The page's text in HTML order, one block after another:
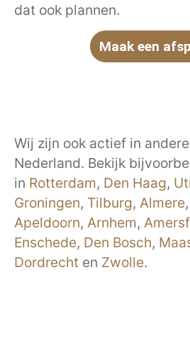
dat ook plannen.
Maak een
Wij zijn ook actief in andere
Nederland. Bekijk
in Rotterdam, Den Haag,
Groningen, Tilburg, Almere,
Apeldoorn, Arnhem,
Enschede, Den Bosch,
Dordrecht en Zwolle.